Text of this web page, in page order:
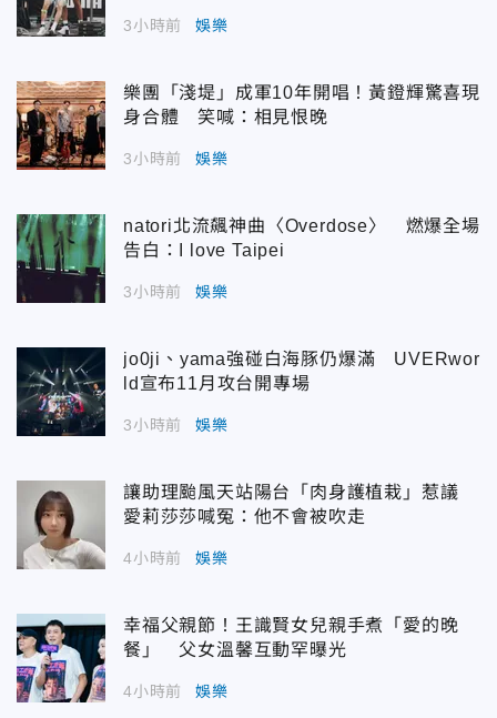
3小時前 娛樂
樂團「淺堤」成軍10年開唱！黃鐙輝驚喜現
身合體 笑喊：相見恨晚
3小時前 娛樂
natori北流飆神曲〈Overdose〉 燃爆全場
告白：I love Taipei
3小時前 娛樂
jo0ji、yama強碰白海豚仍爆滿 UVERwor
ld宣布11月攻台開專場
3小時前 娛樂
讓助理颱風天站陽台「肉身護植栽」惹議
愛莉莎莎喊冤：他不會被吹走
4小時前 娛樂
幸福父親節！王識賢女兒親手煮「愛的晚
餐」 父女溫馨互動罕曝光
4小時前 娛樂